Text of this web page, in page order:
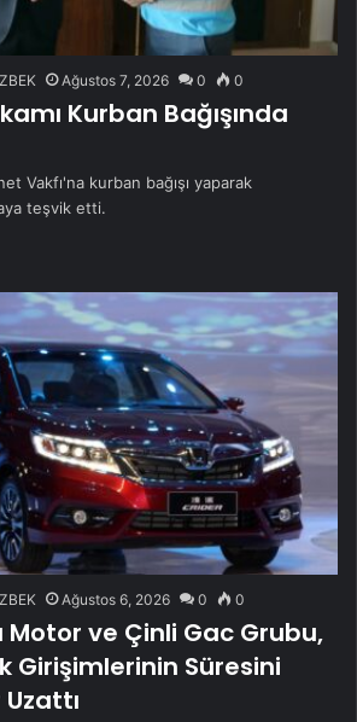
Ağustos 7, 2026 0 0
Kurban Bağışında
Vakfı'na kurban bağışı yaparak
teşvik etti.
Ağustos 6, 2026 0 0
ve Çinli Gac Grubu,
Girişimlerinin Süresini